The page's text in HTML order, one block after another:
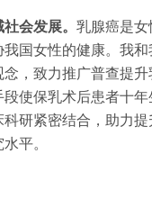
会发展。 乳腺癌是女
国女性的健康。我
，致力推广普查提
使保乳术后患者十年
研紧密结合，助力
平。